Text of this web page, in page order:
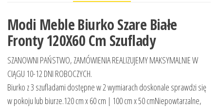
Modi Meble Biurko Szare Białe
Fronty 120X60 Cm Szuflady
SZANOWNI PAŃSTWO, ZAMÓWIENIA REALIZUJEMY MAKSYMALNIE W
CIĄGU 10-12 DNI ROBOCZYCH.
Biurko z 3 szufladami dostępne w 2 wymiarach doskonale sprawdzi się
w pokoju lub biurze.120 cm x 60 cm | 100 cm x 50 cmNiepowtarzalne,